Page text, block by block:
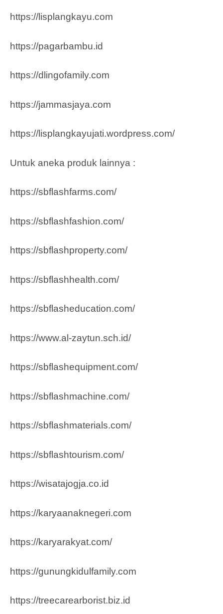
https://lisplangkayu.com
https://pagarbambu.id
https://dlingofamily.com
https://jammasjaya.com
https://lisplangkayujati.wordpress.com/
Untuk aneka produk lainnya :
https://sbflashfarms.com/
https://sbflashfashion.com/
https://sbflashproperty.com/
https://sbflashhealth.com/
https://sbflasheducation.com/
https://www.al-zaytun.sch.id/
https://sbflashequipment.com/
https://sbflashmachine.com/
https://sbflashmaterials.com/
https://sbflashtourism.com/
https://wisatajogja.co.id
https://karyaanaknegeri.com
https://karyarakyat.com/
https://gunungkidulfamily.com
https://treecarearborist.biz.id